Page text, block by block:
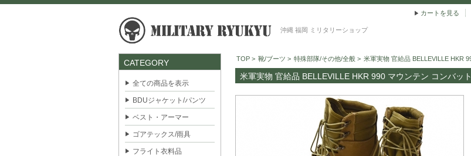
沖縄 福岡 ミリタリーショップ
カートを見る
CATEGORY
全ての商品を表示
BDUジャケット/パンツ
ベスト・アーマー
ゴアテックス/雨具
フライト衣料品
TOP > 靴/ブーツ > 特殊部隊/その他/全般 > 米軍実物 官給品 BELLEVILLE HKR
米軍実物 官給品 BELLEVILLE HKR 990 マウンテン コンバッ